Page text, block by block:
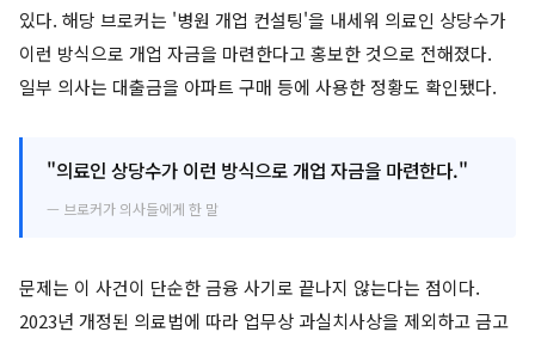
있다. 해당 브로커는 '병원 개업 컨설팅'을 내세워 의료인 상당수가
이런 방식으로 개업 자금을 마련한다고 홍보한 것으로 전해졌다.
일부 의사는 대출금을 아파트 구매 등에 사용한 정황도 확인됐다.
"의료인 상당수가 이런 방식으로 개업 자금을 마련한다."
— 브로커가 의사들에게 한 말
문제는 이 사건이 단순한 금융 사기로 끝나지 않는다는 점이다.
2023년 개정된 의료법에 따라 업무상 과실치사상을 제외하고 금고